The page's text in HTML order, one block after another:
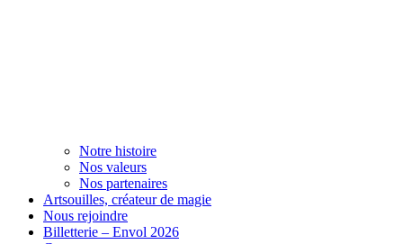
Notre histoire
Nos valeurs
Nos partenaires
Artsouilles, créateur de magie
Nous rejoindre
Billetterie – Envol 2026